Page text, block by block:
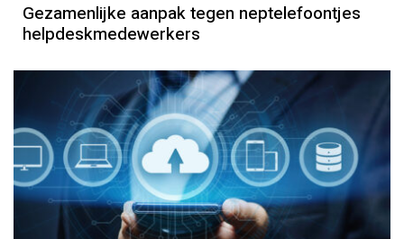
Gezamenlijke aanpak tegen neptelefoontjes
helpdeskmedewerkers
Column
Jeanine Janssen